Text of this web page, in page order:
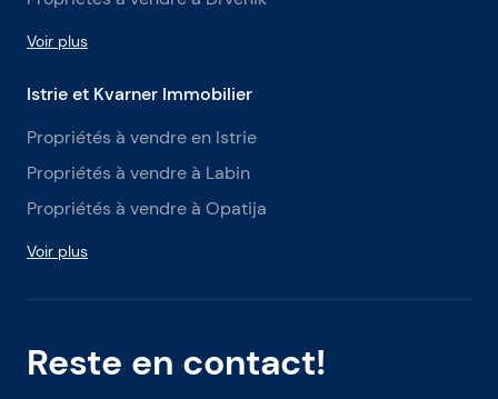
Reste en contact!
Voir plus
Istrie et Kvarner Immobilier
Propriétés à vendre en Istrie
Propriétés à vendre à Labin
Propriétés à vendre à Opatija
Voir plus